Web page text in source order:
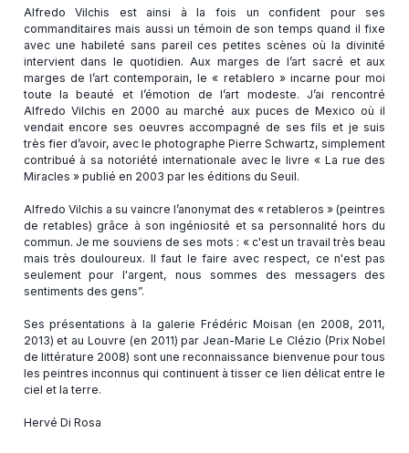
Alfredo Vilchis est ainsi à la fois un confident pour ses
commanditaires mais aussi un témoin de son temps quand il fixe
avec une habileté sans pareil ces petites scènes où la divinité
intervient dans le quotidien. Aux marges de l’art sacré et aux
marges de l’art contemporain, le « retablero » incarne pour moi
toute la beauté et l’émotion de l’art modeste. J’ai rencontré
Alfredo Vilchis en 2000 au marché aux puces de Mexico où il
vendait encore ses oeuvres accompagné de ses fils et je suis
très fier d’avoir, avec le photographe Pierre Schwartz, simplement
contribué à sa notoriété internationale avec le livre « La rue des
Miracles » publié en 2003 par les éditions du Seuil.
Alfredo Vilchis a su vaincre l’anonymat des « retableros » (peintres
de retables) grâce à son ingéniosité et sa personnalité hors du
commun. Je me souviens de ses mots : « c'est un travail très beau
mais très douloureux. Il faut le faire avec respect, ce n'est pas
seulement pour l'argent, nous sommes des messagers des
sentiments des gens”.
Ses présentations à la galerie Frédéric Moisan (en 2008, 2011,
2013) et au Louvre (en 2011) par Jean-Marie Le Clézio (Prix Nobel
de littérature 2008) sont une reconnaissance bienvenue pour tous
les peintres inconnus qui continuent à tisser ce lien délicat entre le
ciel et la terre.
Hervé Di Rosa